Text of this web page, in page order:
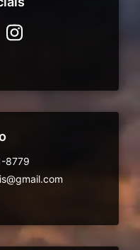
8779